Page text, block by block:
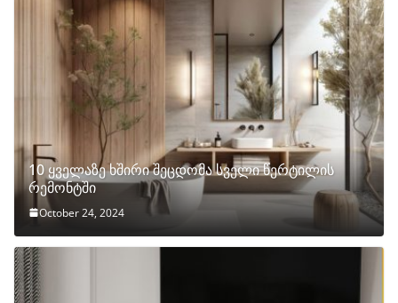
10 ყველაზე ხშირი შეცდომა სველი წერტილის
რემონტში
October 24, 2024